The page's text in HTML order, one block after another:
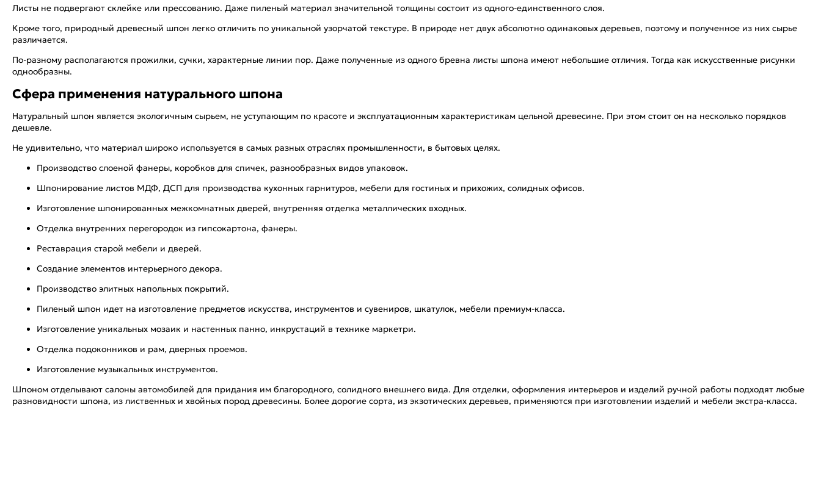
Листы не подвергают склейке или прессованию. Даже пиленый материал значительной толщины состоит из одного-единственного слоя.
Кроме того, природный древесный шпон легко отличить по уникальной узорчатой текстуре. В природе нет двух абсолютно одинаковых деревьев, поэтому и полученное из них сырье
различается.
По-разному располагаются прожилки, сучки, характерные линии пор. Даже полученные из одного бревна листы шпона имеют небольшие отличия. Тогда как искусственные рисунки
однообразны.
Сфера применения натурального шпона
Натуральный шпон является экологичным сырьем, не уступающим по красоте и эксплуатационным характеристикам цельной древесине. При этом стоит он на несколько порядков
дешевле.
Не удивительно, что материал широко используется в самых разных отраслях промышленности, в бытовых целях.
Производство слоеной фанеры, коробков для спичек, разнообразных видов упаковок.
Шпонирование листов МДФ, ДСП для производства кухонных гарнитуров, мебели для гостиных и прихожих, солидных офисов.
Изготовление шпонированных межкомнатных дверей, внутренняя отделка металлических входных.
Отделка внутренних перегородок из гипсокартона, фанеры.
Реставрация старой мебели и дверей.
Создание элементов интерьерного декора.
Производство элитных напольных покрытий.
Пиленый шпон идет на изготовление предметов искусства, инструментов и сувениров, шкатулок, мебели премиум-класса.
Изготовление уникальных мозаик и настенных панно, инкрустаций в технике маркетри.
Отделка подоконников и рам, дверных проемов.
Изготовление музыкальных инструментов.
Шпоном отделывают салоны автомобилей для придания им благородного, солидного внешнего вида. Для отделки, оформления интерьеров и изделий ручной работы подходят любые
разновидности шпона, из лиственных и хвойных пород древесины. Более дорогие сорта, из экзотических деревьев, применяются при изготовлении изделий и мебели экстра-класса.